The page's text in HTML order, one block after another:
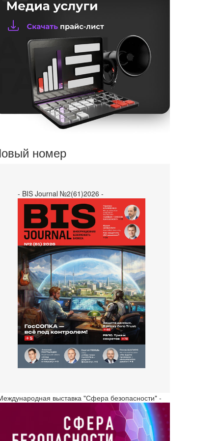
номер
- BIS Journal №2(61)2026 -
выставка "Сфера безопасности" -